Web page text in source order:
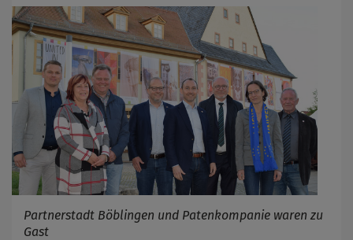
Partnerstadt Böblingen und Patenkompanie waren zu
Gast